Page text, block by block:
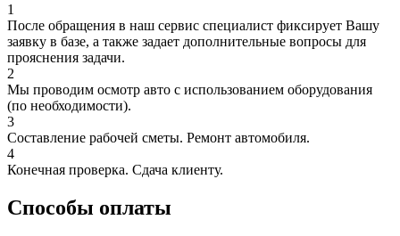
1
После обращения в наш сервис специалист фиксирует Вашу
заявку в базе, а также задает дополнительные вопросы для
прояснения задачи.
2
Мы проводим осмотр авто с использованием оборудования
(по необходимости).
3
Составление рабочей сметы. Ремонт автомобиля.
4
Конечная проверка. Сдача клиенту.
Способы оплаты